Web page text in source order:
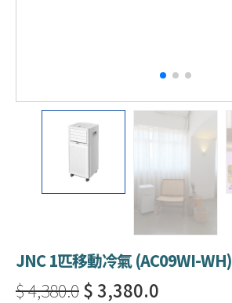
JNC 1匹移動冷氣 (AC09WI-WH)
$ 4,380.0$ 3,380.0